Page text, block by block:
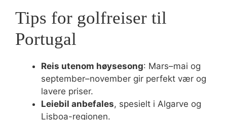
Tips for golfreiser til
Portugal
Reis utenom høysesong: Mars–mai og
september–november gir perfekt vær og
lavere priser.
Leiebil anbefales, spesielt i Algarve og
Lisboa-regionen.